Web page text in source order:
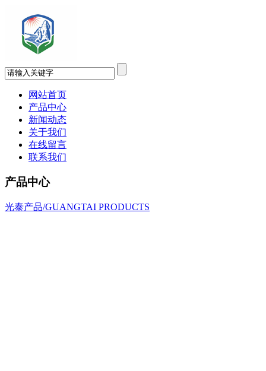
网站首页
产品中心
新闻动态
关于我们
在线留言
联系我们
产品中心
光泰产品/GUANGTAI PRODUCTS